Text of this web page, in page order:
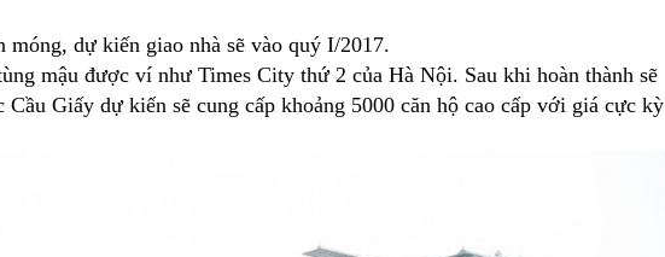
dự kiến giao nhà sẽ vào quý I/2017.
mậu được ví như Times City thứ 2 của Hà Nội. Sau khi hoàn thành sẽ
Giấy dự kiến sẽ cung cấp khoảng 5000 căn hộ cao cấp với giá cực kỳ